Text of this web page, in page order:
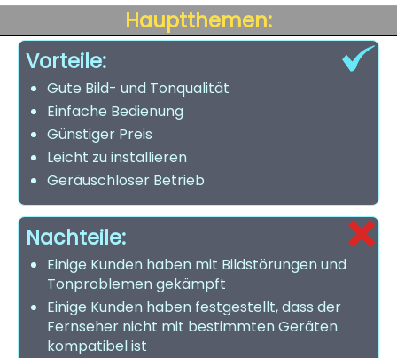
Hauptthemen:
Vorteile:
Gute Bild- und Tonqualität
Einfache Bedienung
Günstiger Preis
Leicht zu installieren
Geräuschloser Betrieb
Nachteile:
Einige Kunden haben mit Bildstörungen und
Tonproblemen gekämpft
Einige Kunden haben festgestellt, dass der
Fernseher nicht mit bestimmten Geräten
kompatibel ist